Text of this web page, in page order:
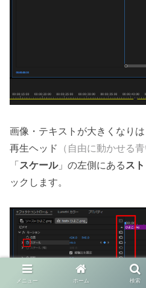
画像・テキストが大きくなり
再生ヘッド （自由に動かせる青
「スケール」の左側にある ス
ックします。
メニュー ホーム 検索